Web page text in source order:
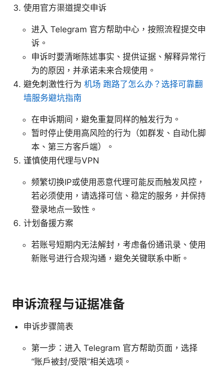
使用官方渠道提交申诉
进入 Telegram 官方帮助中心，按照流程提交申
诉。
申诉时要清晰陈述事实、提供证据、解释异常行
为的原因，并承诺未来合规使用。
避免刺激性行为 机场 跑路了怎么办？选择可靠翻
墙服务避坑指南
在申诉期间，避免重复同样的触发行为。
暂时停止使用高风险的行为（如群发、自动化脚
本、第三方客户端）。
谨慎使用代理与VPN
频繁切换IP或使用恶意代理可能反而触发风控，
若必须使用，请选择可信、稳定的服务，并保持
登录地点一致性。
计划备援方案
若账号短期内无法解封，考虑备份通讯录、使用
新账号进行合规沟通，避免关键联系中断。
申诉流程与证据准备
申诉步骤简表
第一步：进入 Telegram 官方帮助页面，选择
“账户被封/受限”相关选项。